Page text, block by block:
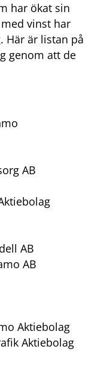
har ökat sin
vinst har
Här är listan på
genom att de
AB
AB
AB
Aktiebolag
Aktiebolag